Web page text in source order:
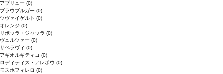
アブリュー (0)
ブラウブルガー (0)
ツヴァイゲルト (0)
オレンジ (0)
リボッラ・ジャッラ (0)
ヴュルツァー (0)
サペラヴィ (0)
アギオルギティコ (0)
ロディティス・アレポウ (0)
モスホフィレロ (0)